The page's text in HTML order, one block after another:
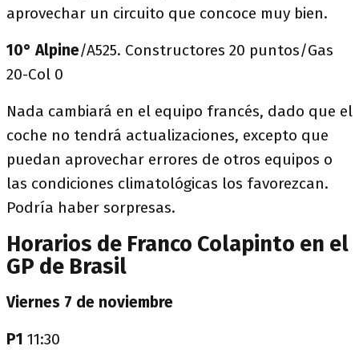
aprovechar un circuito que concoce muy bien.
10° Alpine/A525. Constructores 20 puntos/Gas
20-Col 0
Nada cambiará en el equipo francés, dado que el
coche no tendrá actualizaciones, excepto que
puedan aprovechar errores de otros equipos o
las condiciones climatológicas los favorezcan.
Podría haber sorpresas.
Horarios de Franco Colapinto en el
GP de Brasil
Viernes 7 de noviembre
P1 11:30